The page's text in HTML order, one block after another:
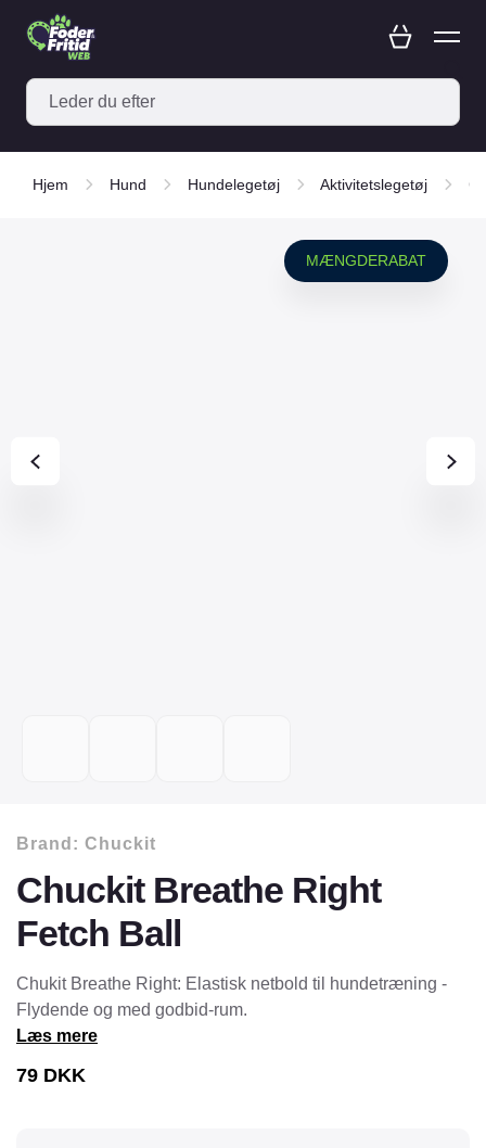
Hjem Hund Hundelegetøj Aktivitetslegetøj
MÆNGDERABAT
Brand: Chuckit
Chuckit Breathe Right
Fetch Ball
Chukit Breathe Right: Elastisk netbold til hundetræning -
Flydende og med godbid-rum.
Læs mere
79 DKK